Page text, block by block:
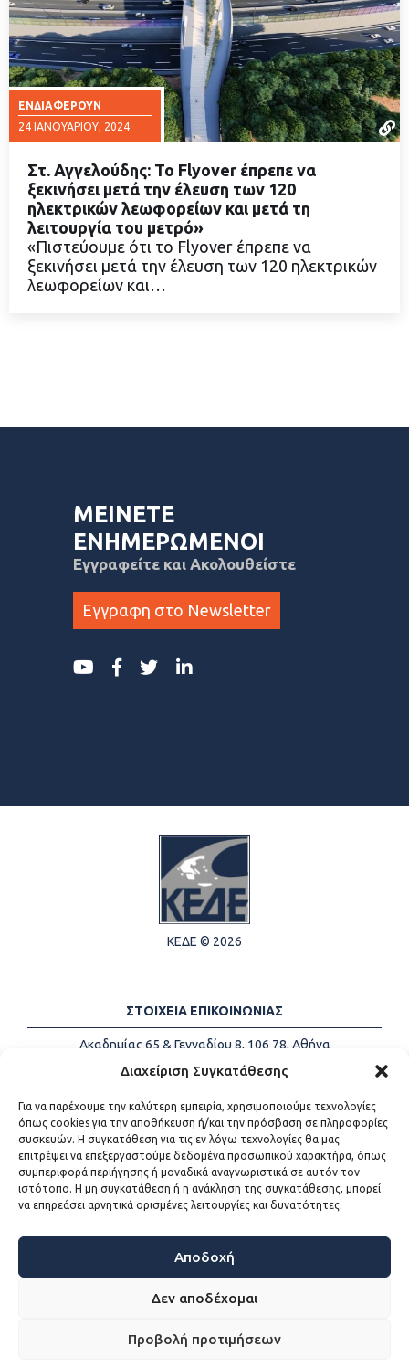
Διαχείριση Συγκατάθεσης
Για να παρέχουμε την καλύτερη εμπειρία, χρησιμοποιούμε τεχνολογίες
όπως cookies για την αποθήκευση ή/και την πρόσβαση σε πληροφορίες
συσκευών. Η συγκατάθεση για τις εν λόγω τεχνολογίες θα μας
επιτρέψει να επεξεργαστούμε δεδομένα προσωπικού χαρακτήρα, όπως
συμπεριφορά περιήγησης ή μοναδικά αναγνωριστικά σε αυτόν τον
ιστότοπο. Η μη συγκατάθεση ή η ανάκληση της συγκατάθεσης, μπορεί
να επηρεάσει αρνητικά ορισμένες λειτουργίες και δυνατότητες.
Αποδοχή
Δεν αποδέχομαι
Προβολή προτιμήσεων
ΕΝΔΙΑΦΈΡΟΥΝ
24 ΙΑΝΟΥΑΡΊΟΥ, 2024
ΔΙΑΒΑΣΤΕ ΠΕΡΙΣΣΟΤΕΡΑ
Στ. Αγγελούδης: Το Flyover έπρεπε να
ξεκινήσει μετά την έλευση των 120
ηλεκτρικών λεωφορείων και μετά τη
λειτουργία του μετρό»
«Πιστεύουμε ότι το Flyover έπρεπε να
ξεκινήσει μετά την έλευση των 120 ηλεκτρικών
λεωφορείων και…
ΜΕΙΝΕΤΕ
ΕΝΗΜΕΡΩΜΕΝΟΙ
Εγγραφείτε και Ακολουθείστε
Εγγραφη στο Newsletter
ΚΕΔΕ © 2026
ΣΤΟΙΧΕΙΑ ΕΠΙΚΟΙΝΩΝΙΑΣ
Ακαδημίας 65 & Γενναδίου 8, 106 78, Αθήνα
Τηλέφωνα:
+30 213-2147500
Email:
info@kede.gr
ΧΡΗΣΙΜΟΙ ΣΥΝΔΕΣΜΟΙ
Η ΚΕΔΕ
Sitemap
Προσβασιμότητα
Όροι χρήσης
WEB DEVELOPMENT BY ΕΓΚΡΙΤΟΣ GROUP - ΣΥΝΕΡΓΑΣΙΑ Α.Ε.